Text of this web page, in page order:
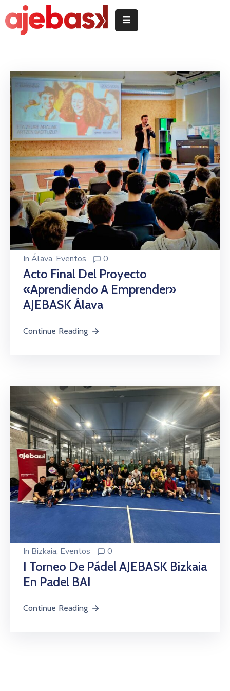
Hasiera
Delegeciones
Quiénes
somos
/
Nor
garen
Servicios
/
Zerbitzuak
Beneficios
/
Onuragarriak
Eventos
Contacto
Kontaktu
In Álava‚ Eventos 0
Acto Final Del Proyecto
«Aprendiendo A Emprender»
AJEBASK Álava
Continue Reading
In Bizkaia‚ Eventos 0
I Torneo De Pádel AJEBASK Bizkaia
En Padel BAI
Continue Reading